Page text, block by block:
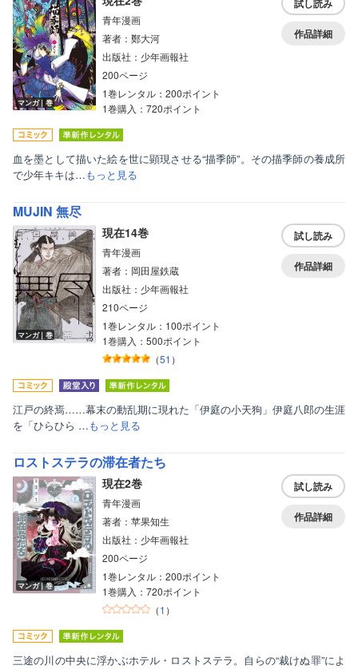
マンガ｜巻
青年漫画
著者：鄭大河
出版社：少年画報社
200ページ
1巻レンタル：200ポイント
1巻購入：720ポイント
試し読み
作品詳細
血を墨として描いた絵を世に顕現させる“描季師”。その描季師の養成所
で少年キキは…もっと見る
MUJIN 無尽
マンガ｜巻
現在14巻
青年漫画
著者：岡田屋鉄蔵
出版社：少年画報社
210ページ
1巻レンタル：100ポイント
1巻購入：500ポイント
（51 ）
試し読み
作品詳細
江戸の終焉……幕末の動乱期に現れた「伊庭の小天狗」伊庭八郎の生涯
を「ひらひら …もっと見る
ロストステラの滞在者たち
マンガ｜巻
現在2巻
青年漫画
著者：苹果知生
出版社：少年画報社
200ページ
1巻レンタル：200ポイント
1巻購入：720ポイント
（1 ）
試し読み
作品詳細
三途の川の中央に浮かぶホテル・ロストステラ。自らの“裁けぬ罪”によ